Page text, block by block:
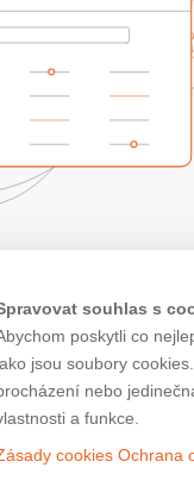
souhlas s
poskytli co
jsou soubory
nebo
a funkce.
cookies Ochrana